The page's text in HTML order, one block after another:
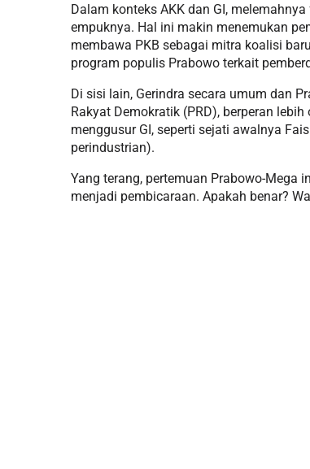
Dalam konteks AKK dan GI,
empuknya. Hal ini makin menemukan
membawa PKB sebagai mitra koalisi
program populis Prabowo terkait
Di sisi lain, Gerindra secara umum dan
Rakyat Demokratik (PRD), berperan
menggusur GI, seperti sejati awalnya
perindustrian).
Yang terang, pertemuan Prabowo-Mega
menjadi pembicaraan. Apakah benar?